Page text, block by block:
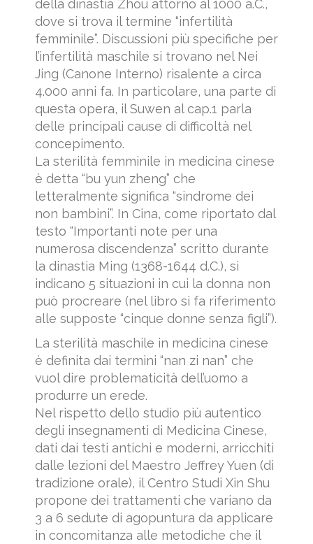
della dinastia Zhou attorno al 1000 a.C.,
dove si trova il termine “infertilità
femminile”. Discussioni più specifiche per
l’infertilità maschile si trovano nel Nei
Jing (Canone Interno) risalente a circa
4.000 anni fa. In particolare, una parte di
questa opera, il Suwen al cap.1 parla
delle principali cause di difficoltà nel
concepimento.
La sterilità femminile in medicina cinese
è detta “bu yun zheng” che
letteralmente significa “sindrome dei
non bambini”. In Cina, come riportato dal
testo “Importanti note per una
numerosa discendenza” scritto durante
la dinastia Ming (1368-1644 d.C.), si
indicano 5 situazioni in cui la donna non
può procreare (nel libro si fa riferimento
alle supposte “cinque donne senza figli”).
La sterilità maschile in medicina cinese
è definita dai termini “nan zi nan” che
vuol dire problematicità dell’uomo a
produrre un erede.
Nel rispetto dello studio più autentico
degli insegnamenti di Medicina Cinese,
dati dai testi antichi e moderni, arricchiti
dalle lezioni del Maestro Jeffrey Yuen (di
tradizione orale), il Centro Studi Xin Shu
propone dei trattamenti che variano da
3 a 6 sedute di agopuntura da applicare
in concomitanza alle metodiche che il